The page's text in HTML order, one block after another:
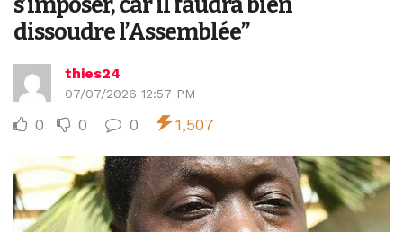
dissoudre l’Assemblée’’
thies24
07/07/2026 12:57 PM
0 0 0 1,507